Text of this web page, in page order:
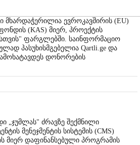
ევროკავშირის (EU)
(KAS) მიერ, პროექტის
ფარგლებში. საინფორმაციო
პასუხისმგებელია Qartli.ge და
დონორების
„ჯუმლას" ძრავზე შექმნილი
მენეჯმენტის სისტემის (CMS)
მიერ დაფინანსებული პროგრამის